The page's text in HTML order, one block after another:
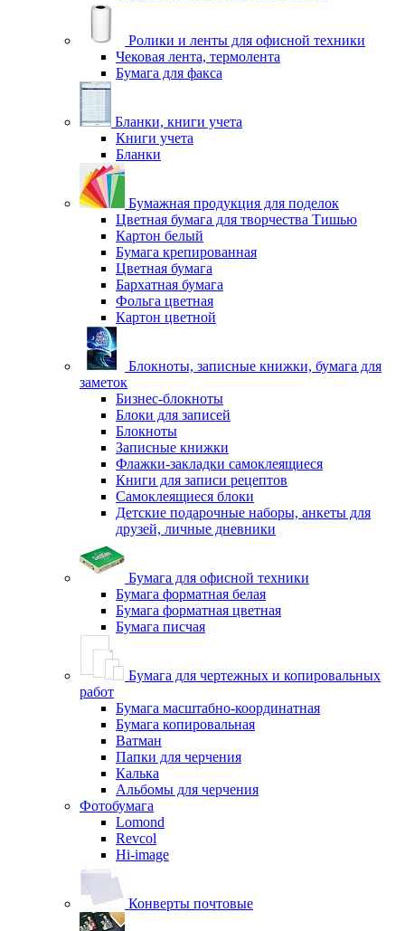
Ролики и ленты для офисной техники
Чековая лента, термолента
Бумага для факса
Бланки, книги учета
Книги учета
Бланки
Бумажная продукция для поделок
Цветная бумага для творчества Тишью
Картон белый
Бумага крепированная
Цветная бумага
Бархатная бумага
Фольга цветная
Картон цветной
Блокноты, записные книжки, бумага для
заметок
Бизнес-блокноты
Блоки для записей
Блокноты
Записные книжки
Флажки-закладки самоклеящиеся
Книги для записи рецептов
Самоклеящиеся блоки
Детские подарочные наборы, анкеты для
друзей, личные дневники
Бумага для офисной техники
Бумага форматная белая
Бумага форматная цветная
Бумага писчая
Бумага для чертежных и копировальных
работ
Бумага масштабно-координатная
Бумага копировальная
Ватман
Папки для черчения
Калька
Альбомы для черчения
Фотобумага
Lomond
Revcol
Hi-image
Конверты почтовые